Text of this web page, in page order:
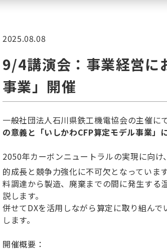
2025.08.08
9/4講演会：事業経営に
事業」開催
一般社団法人石川県鉄工機電協会の主催に
の意義と「いしかわCFP算定モデル事業」
2050年カーボンニュートラルの実現に向け
的成長と競争力強化に不可欠となっていま
料調達から製造、廃棄までの間に発生する
説します。
併せてDXを活用しながら算定に取り組ん
します。
開催概要：